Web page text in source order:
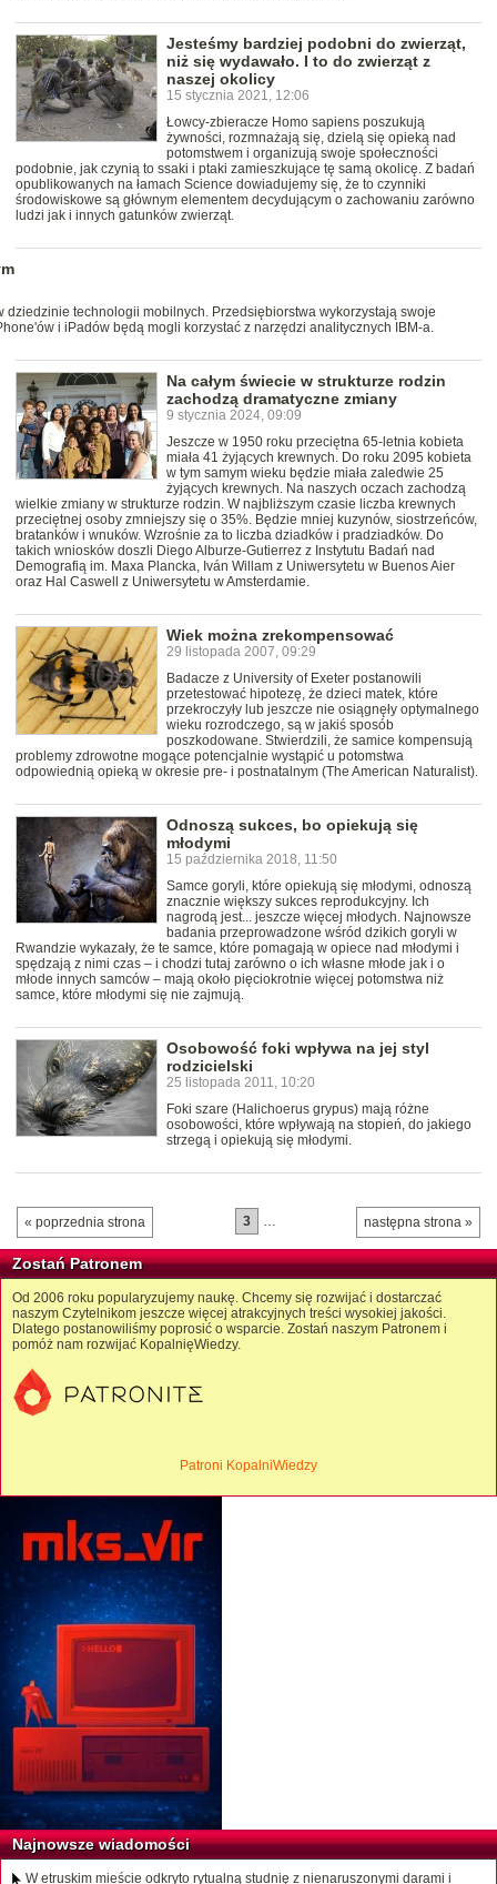
Jesteśmy bardziej podobni do zwierząt,
niż się wydawało. I to do zwierząt z
naszej okolicy
15 stycznia 2021, 12:06
Łowcy-zbieracze Homo sapiens poszukują
żywności, rozmnażają się, dzielą się opieką nad
potomstwem i organizują swoje społeczności
podobnie, jak czynią to ssaki i ptaki zamieszkujące tę samą okolicę. Z badań
opublikowanych na łamach Science dowiadujemy się, że to czynniki
środowiskowe są głównym elementem decydującym o zachowaniu zarówno
ludzi jak i innych gatunków zwierząt.
dziedzinie technologii mobilnych. Przedsiębiorstwa wykorzystają swoje
i iPadów będą mogli korzystać z narzędzi analitycznych IBM-a.
Na całym świecie w strukturze rodzin
zachodzą dramatyczne zmiany
9 stycznia 2024, 09:09
Jeszcze w 1950 roku przeciętna 65-letnia kobieta
miała 41 żyjących krewnych. Do roku 2095 kobieta
w tym samym wieku będzie miała zaledwie 25
żyjących krewnych. Na naszych oczach zachodzą
wielkie zmiany w strukturze rodzin. W najbliższym czasie liczba krewnych
przeciętnej osoby zmniejszy się o 35%. Będzie mniej kuzynów, siostrzeńców,
bratanków i wnuków. Wzrośnie za to liczba dziadków i pradziadków. Do
takich wniosków doszli Diego Alburze-Gutierrez z Instytutu Badań nad
Demografią im. Maxa Plancka, Iván Willam z Uniwersytetu w Buenos Aier
oraz Hal Caswell z Uniwersytetu w Amsterdamie.
Wiek można zrekompensować
29 listopada 2007, 09:29
Badacze z University of Exeter postanowili
przetestować hipotezę, że dzieci matek, które
przekroczyły lub jeszcze nie osiągnęły optymalnego
wieku rozrodczego, są w jakiś sposób
poszkodowane. Stwierdzili, że samice kompensują
problemy zdrowotne mogące potencjalnie wystąpić u potomstwa
odpowiednią opieką w okresie pre- i postnatalnym (The American Naturalist).
Odnoszą sukces, bo opiekują się
młodymi
15 października 2018, 11:50
Samce goryli, które opiekują się młodymi, odnoszą
znacznie większy sukces reprodukcyjny. Ich
nagrodą jest... jeszcze więcej młodych. Najnowsze
badania przeprowadzone wśród dzikich goryli w
Rwandzie wykazały, że te samce, które pomagają w opiece nad młodymi i
spędzają z nimi czas – i chodzi tutaj zarówno o ich własne młode jak i o
młode innych samców – mają około pięciokrotnie więcej potomstwa niż
samce, które młodymi się nie zajmują.
Osobowość foki wpływa na jej styl
rodzicielski
25 listopada 2011, 10:20
Foki szare (Halichoerus grypus) mają różne
osobowości, które wpływają na stopień, do jakiego
strzegą i opiekują się młodymi.
« poprzednia strona następna strona »
3 …
Zostań Patronem
Od 2006 roku popularyzujemy naukę. Chcemy się rozwijać i dostarczać
naszym Czytelnikom jeszcze więcej atrakcyjnych treści wysokiej jakości.
Dlatego postanowiliśmy poprosić o wsparcie. Zostań naszym Patronem i
pomóż nam rozwijać KopalnięWiedzy.
Patroni KopalniWiedzy
Najnowsze wiadomości
W etruskim mieście odkryto rytualną studnię z nienaruszonymi darami i